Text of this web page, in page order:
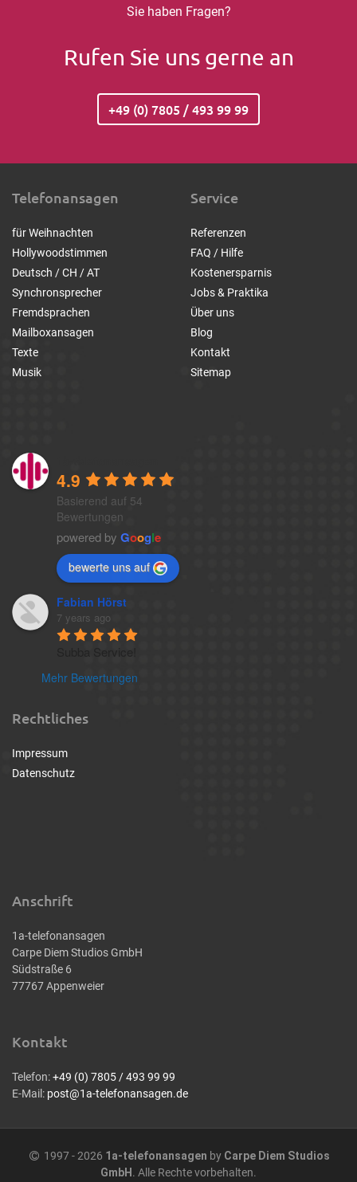
Sie haben Fragen?
Rufen Sie uns gerne an
+49 (0) 7805 / 493 99 99
Telefonansagen
für Weihnachten
Hollywoodstimmen
Deutsch / CH / AT
Synchronsprecher
Fremdsprachen
Mailboxansagen
Texte
Musik
4.9
Basierend auf 54
Bewertungen
powered by Google
bewerte uns auf
Fabian Hörst
7 years ago
Mehr Bewertungen
Service
Referenzen
FAQ / Hilfe
Kostenersparnis
Jobs & Praktika
Über uns
Blog
Kontakt
Sitemap
Rechtliches
Impressum
Datenschutz
Anschrift
1a-telefonansagen
Carpe Diem Studios GmbH
Südstraße 6
77767 Appenweier
Kontakt
Telefon:+49 (0) 7805 / 493 99 99
E-Mail: post@1a-telefonansagen.de
1997 - 2026 1a-telefonansagen by Carpe Diem Studios
GmbH . Alle Rechte vorbehalten.